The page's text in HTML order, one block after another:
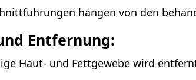
hängen von den
Entfernung:
Haut- und Fettgewebe wird